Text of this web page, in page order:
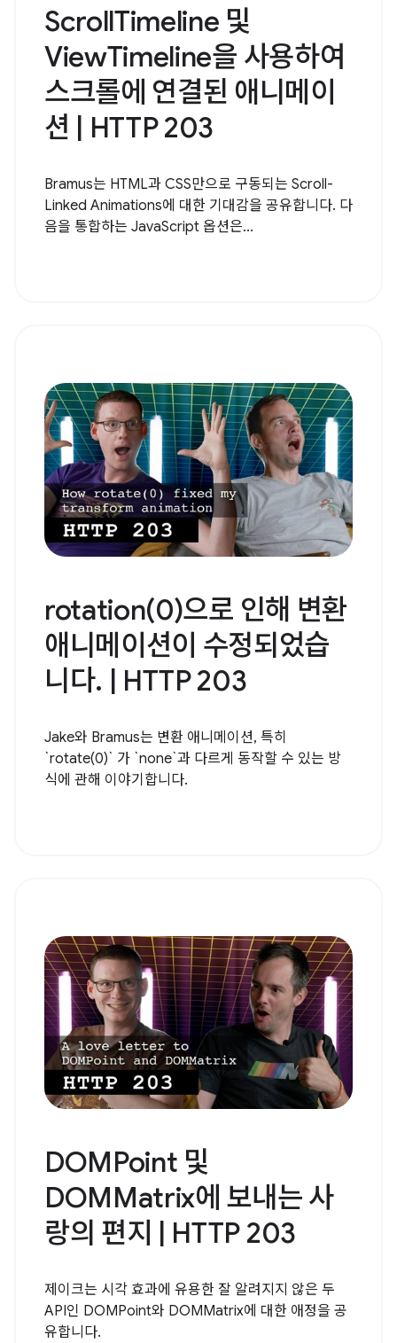
ScrollTimeline 및
ViewTimeline을 사용하여
스크롤에 연결된 애니메이
션 | HTTP 203
Bramus는 HTML과 CSS만으로 구동되는 Scroll-
Linked Animations에 대한 기대감을 공유합니다. 다
음을 통합하는 JavaScript 옵션은...
rotation(0)으로 인해 변환
애니메이션이 수정되었습
니다. | HTTP 203
Jake와 Bramus는 변환 애니메이션, 특히
`rotate(0)` 가 `none`과 다르게 동작할 수 있는 방
식에 관해 이야기합니다.
DOMPoint 및
DOMMatrix에 보내는 사
랑의 편지 | HTTP 203
제이크는 시각 효과에 유용한 잘 알려지지 않은 두
API인 DOMPoint와 DOMMatrix에 대한 애정을 공
유합니다.